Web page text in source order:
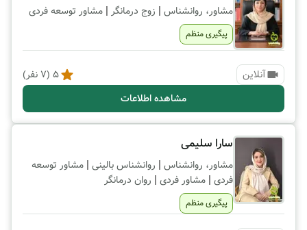
مشاور، روانشناس | زوج درمانگر | مشاور توسعه فردی
پیگیری منظم
آنلاین 5
(
7 نفر)
مشاهده اطلاعات
سارا سلیمی
مشاور، روانشناس | روانشناس بالینی | مشاور توسعه
فردی | مشاور فردی | روان درمانگر
پیگیری منظم